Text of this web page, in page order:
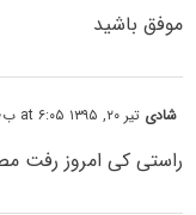
موفق باشید
شادی تیر ۲۰, ۱۳۹۵ at ۶:۰۵ ب٫ظ
راستی کی امروز رفت